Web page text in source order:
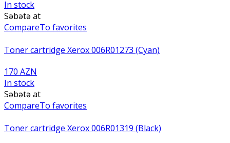
In stock
Səbətə at
CompareTo favorites
Toner cartridge Xerox 006R01273 (Cyan)
170 AZN
In stock
Səbətə at
CompareTo favorites
Toner cartridge Xerox 006R01319 (Black)